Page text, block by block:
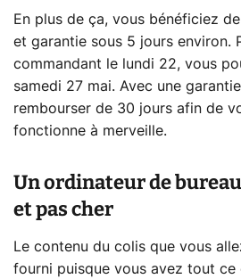
En plus de ça, vous bénéficiez
et garantie sous 5 jours environ.
commandant le lundi 22, vous
samedi 27 mai. Avec une
rembourser de 30 jours afin de
fonctionne à merveille.
Un ordinateur de
et pas cher
Le contenu du colis que vous
fourni puisque vous avez tout